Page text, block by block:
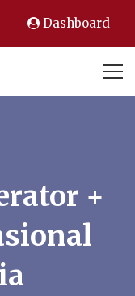
Dashboard
+